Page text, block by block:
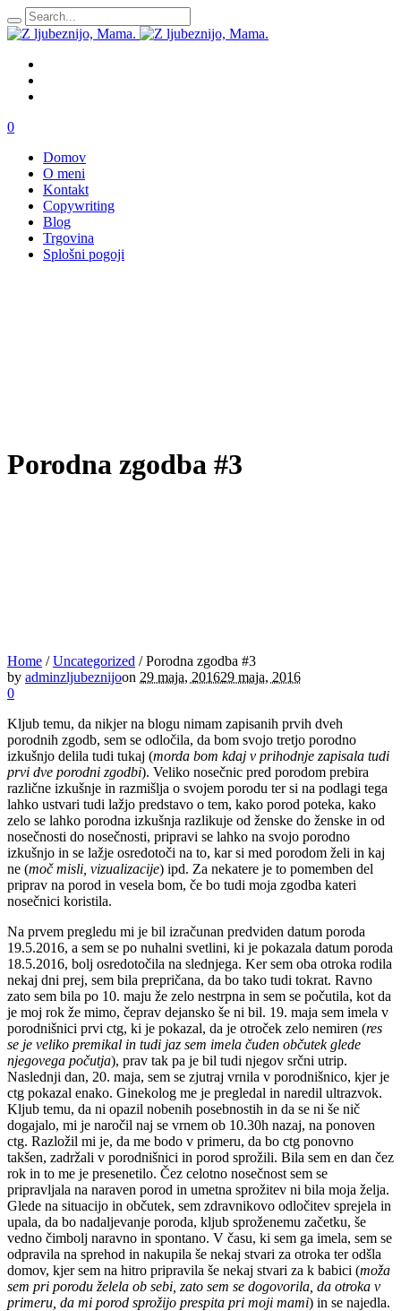
0
Domov
O meni
Kontakt
Copywriting
Blog
Trgovina
Splošni pogoji
Porodna zgodba #3
Home /Uncategorized /Porodna zgodba #3
by adminzljubeznijoon 29 maja, 201629 maja, 2016
0
Kljub temu, da nikjer na blogu nimam zapisanih prvih dveh
porodnih zgodb, sem se odločila, da bom svojo tretjo porodno
izkušnjo delila tudi tukaj (morda bom kdaj v prihodnje zapisala tudi
prvi dve porodni zgodbi). Veliko nosečnic pred porodom prebira
različne izkušnje in razmišlja o svojem porodu ter si na podlagi tega
lahko ustvari tudi lažjo predstavo o tem, kako porod poteka, kako
zelo se lahko porodna izkušnja razlikuje od ženske do ženske in od
nosečnosti do nosečnosti, pripravi se lahko na svojo porodno
izkušnjo in se lažje osredotoči na to, kar si med porodom želi in kaj
ne (moč misli, vizualizacije) ipd. Za nekatere je to pomemben del
priprav na porod in vesela bom, če bo tudi moja zgodba kateri
nosečnici koristila.
Na prvem pregledu mi je bil izračunan predviden datum poroda
19.5.2016, a sem se po nuhalni svetlini, ki je pokazala datum poroda
18.5.2016, bolj osredotočila na slednjega. Ker sem oba otroka rodila
nekaj dni prej, sem bila prepričana, da bo tako tudi tokrat. Ravno
zato sem bila po 10. maju že zelo nestrpna in sem se počutila, kot da
je moj rok že mimo, čeprav dejansko še ni bil. 19. maja sem imela v
porodnišnici prvi ctg, ki je pokazal, da je otroček zelo nemiren (res
se je veliko premikal in tudi jaz sem imela čuden občutek glede
njegovega počutja), prav tak pa je bil tudi njegov srčni utrip.
Naslednji dan, 20. maja, sem se zjutraj vrnila v porodnišnico, kjer je
ctg pokazal enako. Ginekolog me je pregledal in naredil ultrazvok.
Kljub temu, da ni opazil nobenih posebnostih in da se ni še nič
dogajalo, mi je naročil naj se vrnem ob 10.30h nazaj, na ponoven
ctg. Razložil mi je, da me bodo v primeru, da bo ctg ponovno
takšen, zadržali v porodnišnici in porod sprožili. Bila sem en dan čez
rok in to me je presenetilo. Čez celotno nosečnost sem se
pripravljala na naraven porod in umetna sprožitev ni bila moja želja.
Glede na situacijo in občutek, sem zdravnikovo odločitev sprejela in
upala, da bo nadaljevanje poroda, kljub sproženemu začetku, še
vedno čimbolj naravno in spontano. V času, ki sem ga imela, sem se
odpravila na sprehod in nakupila še nekaj stvari za otroka ter odšla
domov, kjer sem na hitro pripravila še nekaj stvari za k babici (moža
sem pri porodu želela ob sebi, zato sem se dogovorila, da otroka v
primeru, da mi porod sprožijo prespita pri moji mami) in se najedla.